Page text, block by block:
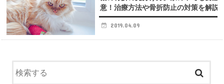
意！治療方法や骨折防止の対策を解説
2019.04.09